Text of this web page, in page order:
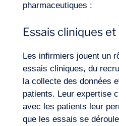
pharmaceutiques :
Essais cliniques
Les infirmiers jouent un
essais cliniques, du
la collecte des données
patients. Leur expertise
avec les patients leur
que les essais se